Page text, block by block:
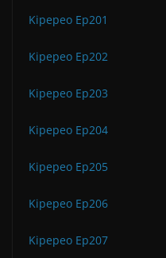
Kipepeo Ep201
Kipepeo Ep202
Kipepeo Ep203
Kipepeo Ep204
Kipepeo Ep205
Kipepeo Ep206
Kipepeo Ep207